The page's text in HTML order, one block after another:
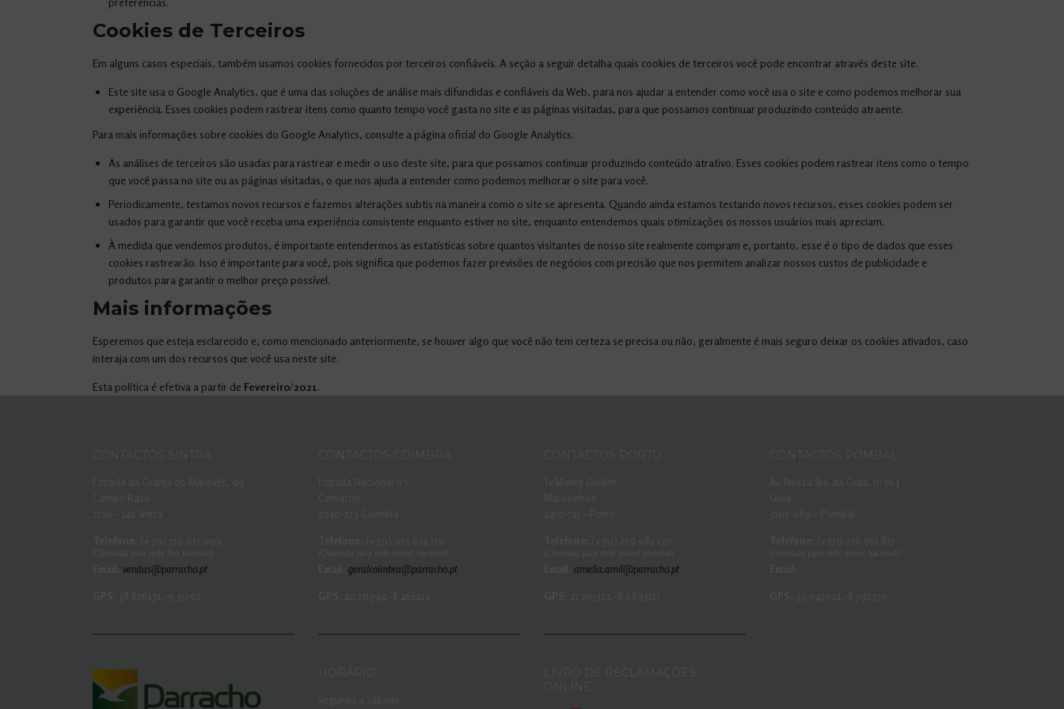
Cookies de Terceiros
Em alguns casos especiais, também usamos cookies fornecidos por terceiros confiáveis. A seção a seguir detalha quais cookies de terceiros você pode encontrar através deste site.
Este site usa o Google Analytics, que é uma das soluções de análise mais difundidas e confiáveis ​​da Web, para nos ajudar a entender como você usa o site e como podemos melhorar sua
experiência. Esses cookies podem rastrear itens como quanto tempo você gasta no site e as páginas visitadas, para que possamos continuar produzindo conteúdo atraente.
Para mais informações sobre cookies do Google Analytics, consulte a página oficial do Google Analytics.
As análises de terceiros são usadas para rastrear e medir o uso deste site, para que possamos continuar produzindo conteúdo atrativo. Esses cookies podem rastrear itens como o tempo
que você passa no site ou as páginas visitadas, o que nos ajuda a entender como podemos melhorar o site para você.
Periodicamente, testamos novos recursos e fazemos alterações subtis na maneira como o site se apresenta. Quando ainda estamos testando novos recursos, esses cookies podem ser
usados ​​para garantir que você receba uma experiência consistente enquanto estiver no site, enquanto entendemos quais otimizações os nossos usuários mais apreciam.
À medida que vendemos produtos, é importante entendermos as estatísticas sobre quantos visitantes de nosso site realmente compram e, portanto, esse é o tipo de dados que esses
cookies rastrearão. Isso é importante para você, pois significa que podemos fazer previsões de negócios com precisão que nos permitem analizar nossos custos de publicidade e
produtos para garantir o melhor preço possível.
Mais informações
Esperemos que esteja esclarecido e, como mencionado anteriormente, se houver algo que você não tem certeza se precisa ou não, geralmente é mais seguro deixar os cookies ativados, caso
interaja com um dos recursos que você usa neste site.
Esta política é efetiva a partir de Fevereiro/2021.
vendas@parracho.pt geralcoimbra@parracho.pt amelia.amil@parracho.pt